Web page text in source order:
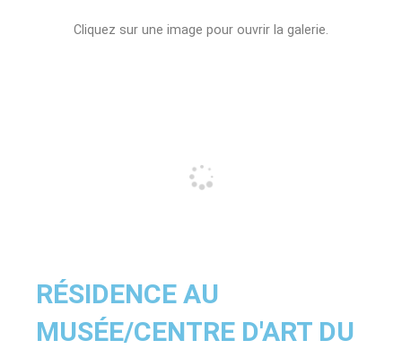
Cliquez sur une image pour ouvrir la galerie.
RÉSIDENCE AU
MUSÉE/CENTRE D'ART DU